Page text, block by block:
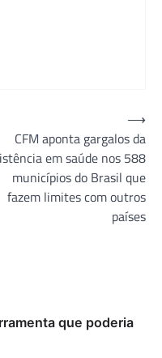
CFM aponta gargalos da
em saúde nos 588
municípios do Brasil que
fazem limites com outros
países
⟶
que poderia